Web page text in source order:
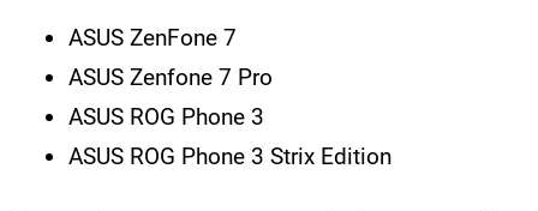
ASUS ZenFone 7
ASUS Zenfone 7 Pro
ASUS ROG Phone 3
ASUS ROG Phone 3 Strix Edition